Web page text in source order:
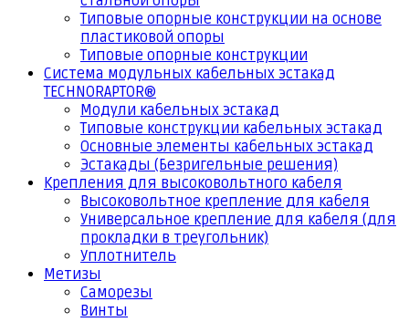
Типовые опорные конструкции на основе
пластиковой опоры
Типовые опорные конструкции
Система модульных кабельных эстакад
TECHNORAPTOR®
Модули кабельных эстакад
Типовые конструкции кабельных эстакад
Основные элементы кабельных эстакад
Эстакады (Безригельные решения)
Крепления для высоковольтного кабеля
Высоковольтное крепление для кабеля
Универсальное крепление для кабеля (для
прокладки в треугольник)
Уплотнитель
Метизы
Саморезы
Винты